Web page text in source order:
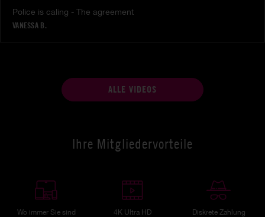
Police is caling - The agreement
VANESSA B.
ALLE VIDEOS
Ihre Mitgliedervorteile
Wo immer Sie sind 4K Ultra HD Diskrete Zahlung